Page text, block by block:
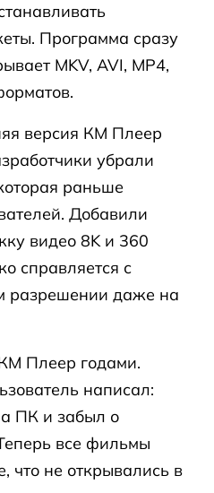
Программа сразу
MKV, AVI, MP4,
версия КМ Плеер
убрали
раньше
Добавили
видео 8K и 360
справляется с
разрешении даже на
Плеер годами.
написал:
ПК и забыл о
все фильмы
что не открывались в